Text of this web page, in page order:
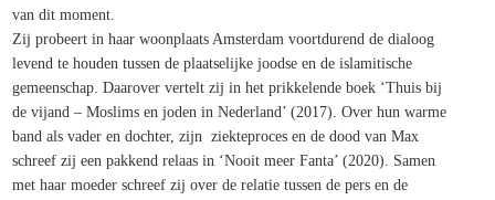
van dit moment.
Zij probeert in haar woonplaats Amsterdam voortdurend de dialoog
levend te houden tussen de plaatselijke joodse en de islamitische
gemeenschap. Daarover vertelt zij in het prikkelende boek ‘Thuis bij
de vijand – Moslims en joden in Nederland’ (2017). Over hun warme
band als vader en dochter, zijn ziekteproces en de dood van Max
schreef zij een pakkend relaas in ‘Nooit meer Fanta’ (2020). Samen
met haar moeder schreef zij over de relatie tussen de pers en de